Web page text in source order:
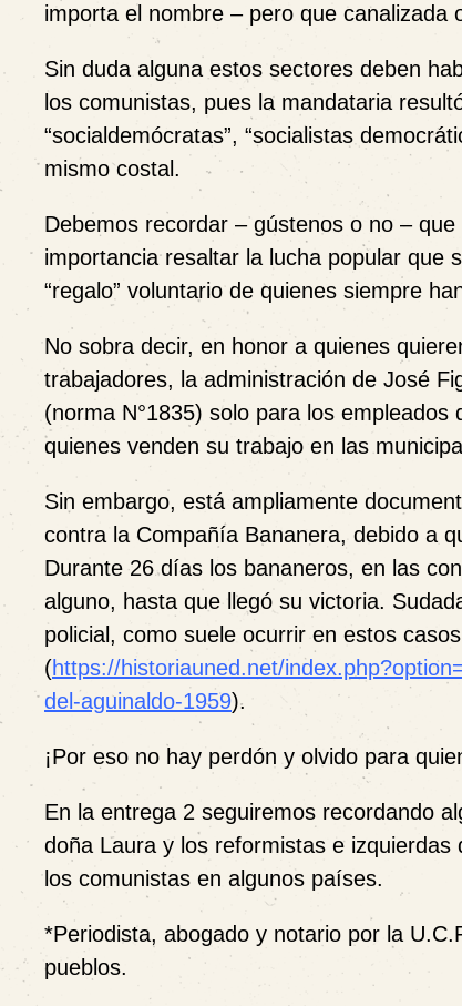
importa el nombre – pero que canalizada
Sin duda alguna estos sectores deben
los comunistas, pues la mandataria
“socialdemócratas”, “socialistas
mismo costal.
Debemos recordar – gústenos o no –
importancia resaltar la lucha popular que
“regalo” voluntario de quienes siempre
No sobra decir, en honor a quienes
trabajadores, la administración de José
(norma N°1835) solo para los
quienes venden su trabajo en las
Sin embargo, está ampliamente
contra la Compañía Bananera, debido a
Durante 26 días los bananeros, en las
alguno, hasta que llegó su victoria.
policial, como suele ocurrir en estos
(https://historiauned.net/
del-aguinaldo-1959).
¡Por eso no hay perdón y olvido para
En la entrega 2 seguiremos recordando
doña Laura y los reformistas e
los comunistas en algunos países.
*Periodista, abogado y notario por la
pueblos.